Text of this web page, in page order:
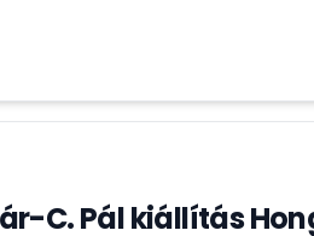
C. Pál kiállítás